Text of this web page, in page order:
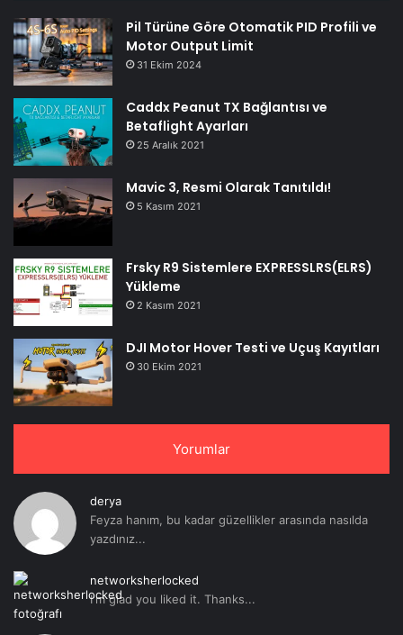
Pil Türüne Göre Otomatik PID Profili ve
Motor Output Limit
31 Ekim 2024
Caddx Peanut TX Bağlantısı ve
Betaflight Ayarları
25 Aralık 2021
Mavic 3, Resmi Olarak Tanıtıldı!
5 Kasım 2021
Frsky R9 Sistemlere EXPRESSLRS(ELRS)
Yükleme
2 Kasım 2021
DJI Motor Hover Testi ve Uçuş Kayıtları
30 Ekim 2021
Yorumlar
derya
Feyza hanım, bu kadar güzellikler arasında nasılda
yazdınız...
networksherlocked
I'm glad you liked it. Thanks...